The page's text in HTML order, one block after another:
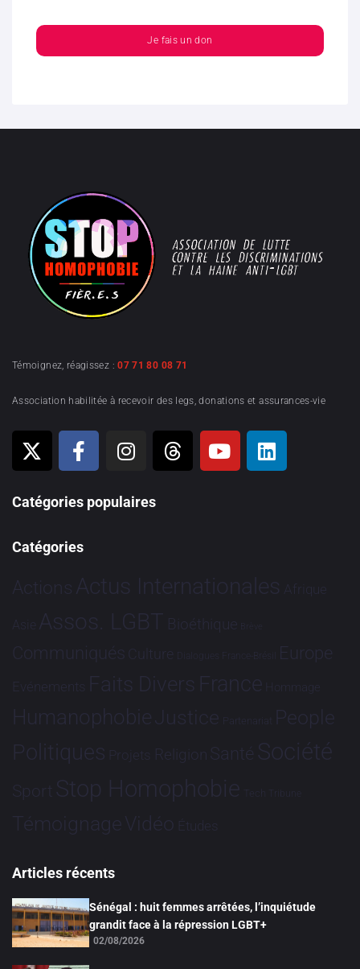
Je fais un don
Témoignez, réagissez :07 71 80 08 71
Association habilitée à recevoir des legs, donations et assurances-vie
Catégories populaires
Catégories
Actions Actus Internationales Afrique
Asie Assos. LGBT Bioéthique Brève
Communiqués Culture Dialogues France-Brésil Europe
Evénements Faits Divers France Hommage
HumanophobieJustice Partenariat People
Politiques Projets Religion Santé Société
Sport Stop Homophobie Tech Tribune
TémoignageVidéo Études
Articles récents
Sénégal : huit femmes arrêtées, l’inquiétude
grandit face à la répression LGBT+
02/08/2026